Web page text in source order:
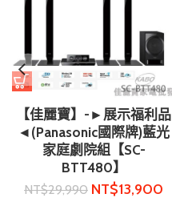
【佳麗寶】-►展示福利品
◄(Panasonic國際牌)藍光
家庭劇院組【SC-
BTT480】
NT$29,990 NT$13,900